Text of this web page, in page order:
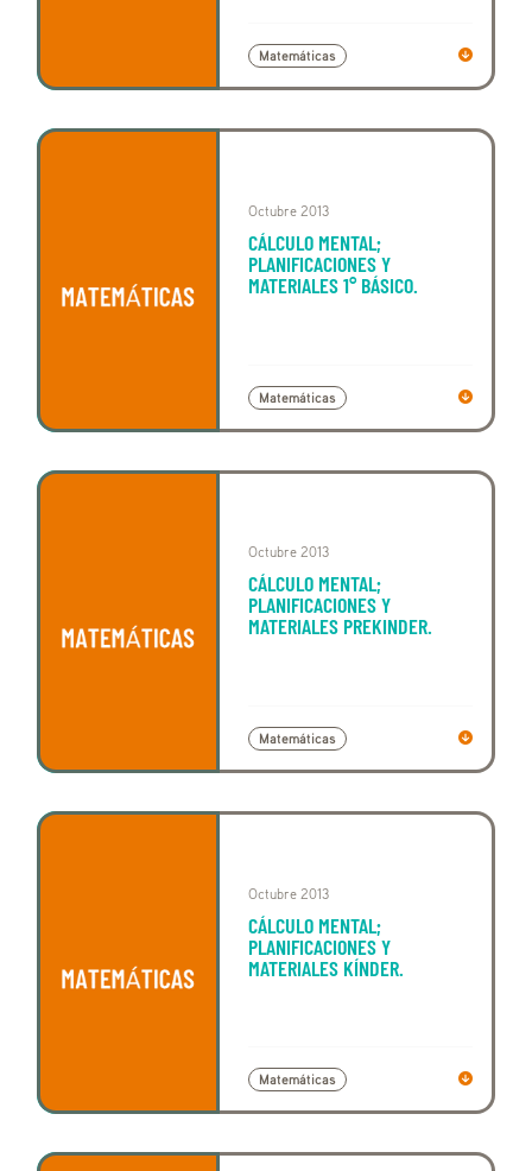
Matemáticas
Octubre 2013
CÁLCULO MENTAL;
PLANIFICACIONES Y
MATERIALES 1° BÁSICO.
Matemáticas
Octubre 2013
CÁLCULO MENTAL;
PLANIFICACIONES Y
MATERIALES PREKINDER.
Matemáticas
Octubre 2013
CÁLCULO MENTAL;
PLANIFICACIONES Y
MATERIALES KÍNDER.
Matemáticas